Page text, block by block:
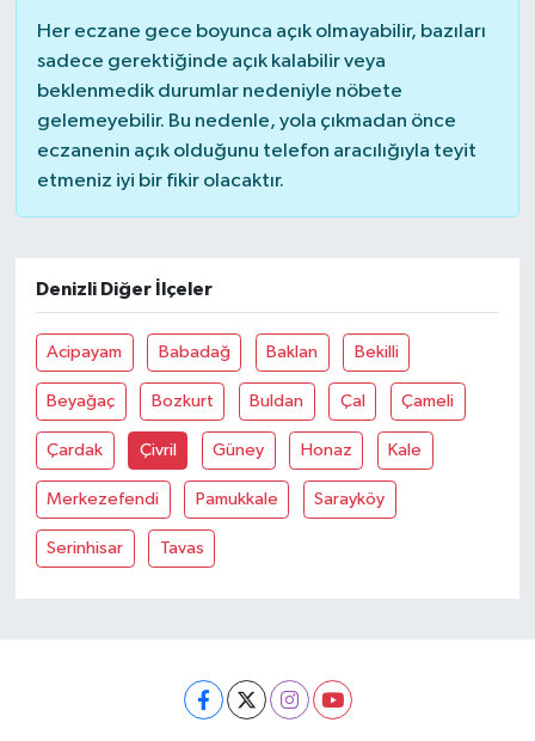
Her eczane gece boyunca açık olmayabilir, bazıları
sadece gerektiğinde açık kalabilir veya
beklenmedik durumlar nedeniyle nöbete
gelemeyebilir. Bu nedenle, yola çıkmadan önce
eczanenin açık olduğunu telefon aracılığıyla teyit
etmeniz iyi bir fikir olacaktır.
Denizli Diğer İlçeler
Acipayam Babadağ Baklan Bekilli
Beyağaç Bozkurt Buldan Çal Çameli
Çardak Çivril Güney Honaz Kale
Merkezefendi Pamukkale Sarayköy
Serinhisar Tavas
VİDEO HABERLER
YAZARLAR
RESMİ İLAN
MAGAZİN